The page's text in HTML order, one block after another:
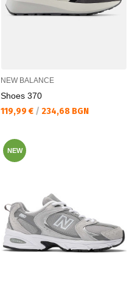
NEW BALANCE
Shoes 370
Текуща цена:
119,99 € / 234,68 BGN
NEW